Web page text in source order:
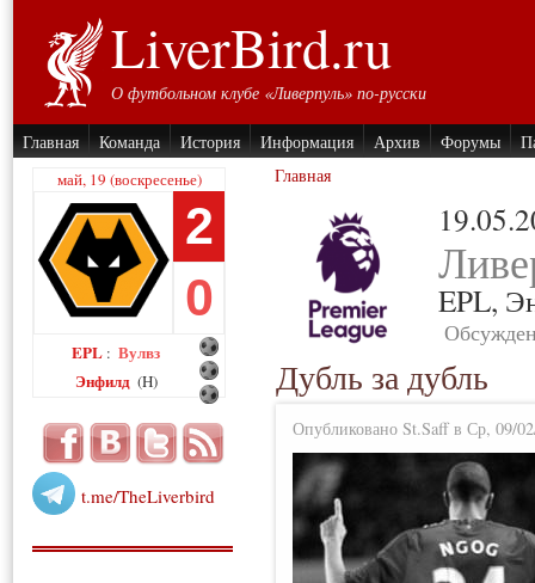
LiverBird.ru
О футбольном клубе «Ливерпуль» по-русски
Главная Команда История Информация Архив Форумы
май, 19 (воскресенье)
2
0
EPL : Вулвз
Энфилд (H)
t.me/TheLiverbird
Главная
EPL,
Дубль за дубль
Опубликовано St.Saff в Ср, 09/